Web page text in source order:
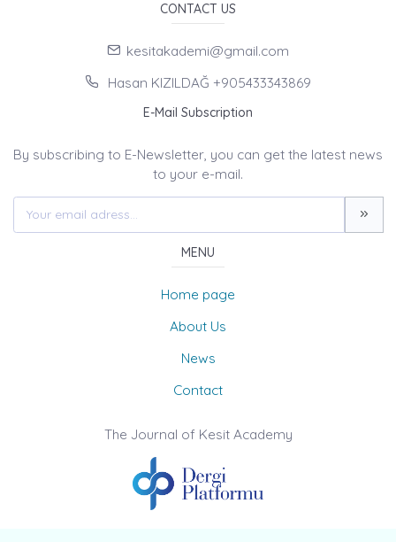
CONTACT US
kesitakademi@gmail.com
Hasan KIZILDAĞ +905433343869
E-Mail Subscription
By subscribing to E-Newsletter, you can get the latest news
to your e-mail.
MENU
Home page
About Us
News
Contact
The Journal of Kesit Academy